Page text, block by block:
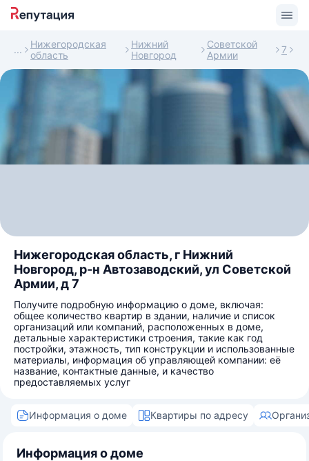
Нижегородская
область
Нижний
Новгород
Советской
Армии
7
Нижегородская область, г Нижний
Новгород, р-н Автозаводский, ул Советской
Армии, д 7
Получите подробную информацию о доме, включая:
общее количество квартир в здании, наличие и список
организаций или компаний, расположенных в доме,
детальные характеристики строения, такие как год
постройки, этажность, тип конструкции и использованные
материалы, информация об управляющей компании: её
название, контактные данные, и качество
предоставляемых услуг
Информация о доме Квартиры по адресу
Информация о доме